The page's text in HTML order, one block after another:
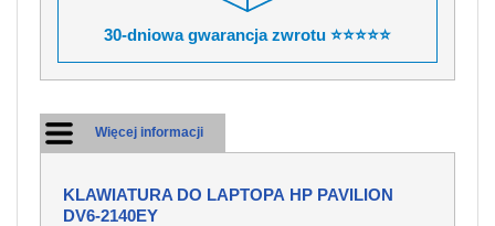
30-dniowa gwarancja zwrotu ⭐⭐⭐⭐⭐
Więcej informacji
KLAWIATURA DO LAPTOPA HP PAVILION
DV6-2140EY